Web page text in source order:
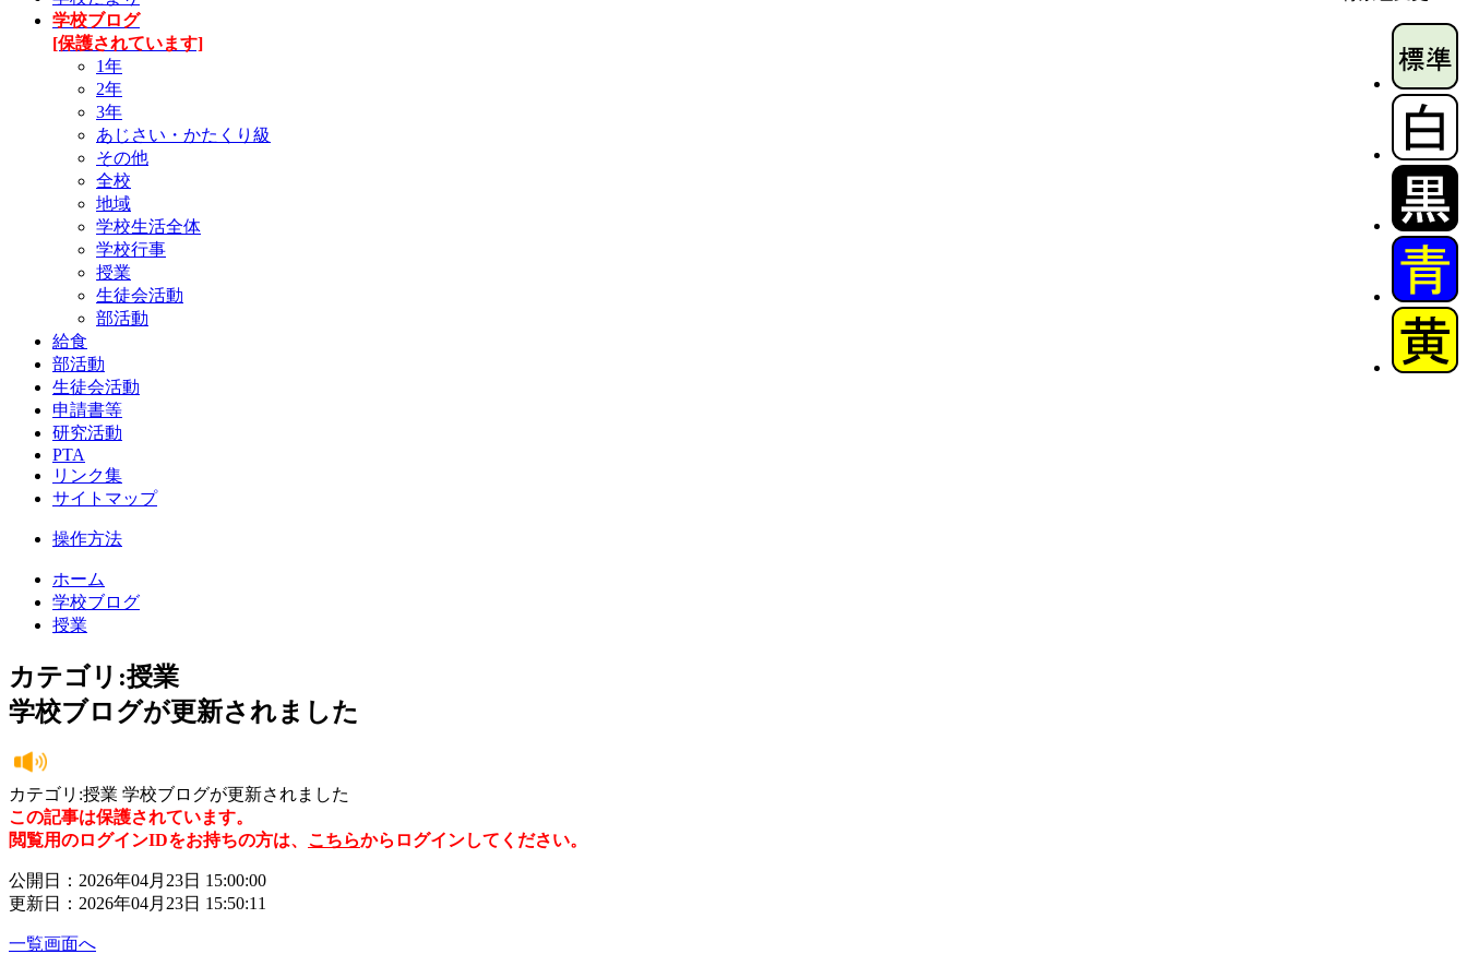
学校ブログ
[保護されています]
1年
2年
3年
あじさい・かたくり級
その他
全校
地域
学校生活全体
学校行事
授業
生徒会活動
部活動
給食
部活動
生徒会活動
申請書等
研究活動
PTA
リンク集
サイトマップ
操作方法
ホーム
学校ブログ
授業
カテゴリ:授業
学校ブログが更新されました
カテゴリ:授業 学校ブログが更新されました
この記事は保護されています。
閲覧用のログインIDをお持ちの方は、 こちらからログインしてください。
公開日：2026年04月23日 15:00:00
更新日：2026年04月23日 15:50:11
一覧画面へ